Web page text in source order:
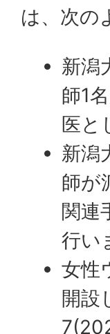
は、次の
新潟
師1
医と
新潟
師が
関連
行い
女性
開設